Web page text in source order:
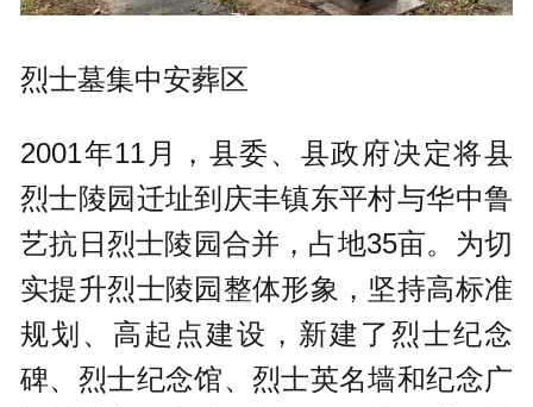
烈士墓集中安葬区
2001年11月，县委、县政府决定将县
烈士陵园迁址到庆丰镇东平村与华中鲁
艺抗日烈士陵园合并，占地35亩。为切
实提升烈士陵园整体形象，坚持高标准
规划、高起点建设，新建了烈士纪念
碑、烈士纪念馆、烈士英名墙和纪念广